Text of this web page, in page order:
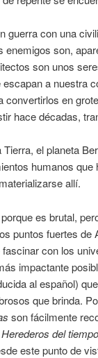
guerra con una
enemigos son,
son unos
a nuestra
convertirlos en
hace décadas,
el planeta
humanos
allí.
es brutal,
puntos fuertes
con los
impactante
al español)
que brinda.
son fácilmente
Herederos del
este punto de